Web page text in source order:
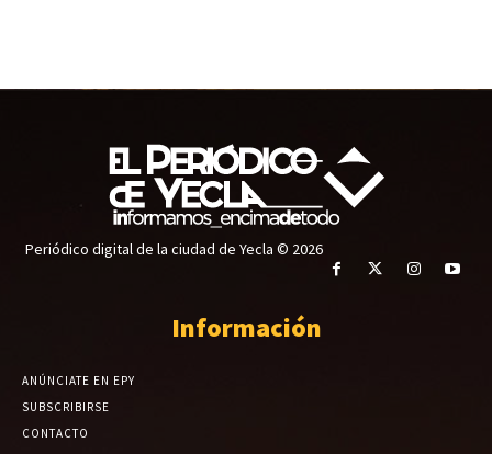
Periódico digital de la ciudad de Yecla © 2026
Información
ANÚNCIATE EN EPY
SUBSCRIBIRSE
CONTACTO